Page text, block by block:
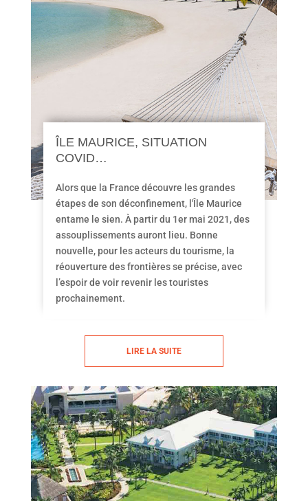
ÎLE MAURICE, SITUATION
COVID…
Alors que la France découvre les grandes
étapes de son déconfinement, l'Île Maurice
entame le sien. À partir du 1er mai 2021, des
assouplissements auront lieu. Bonne
nouvelle, pour les acteurs du tourisme, la
réouverture des frontières se précise, avec
l’espoir de voir revenir les touristes
prochainement.
LIRE LA SUITE